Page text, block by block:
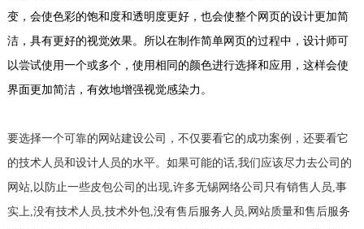
变，会使色彩的饱和度和透明度更好，也会使整个网页的设计更加简
洁，具有更好的视觉效果。所以在制作简单网页的过程中，设计师可
以尝试使用一个或多个，使用相同的颜色进行选择和应用，这样会使
界面更加简洁，有效地增强视觉感染力。
要选择一个可靠的网站建设公司，不仅要看它的成功案例，还要看它
的技术人员和设计人员的水平。如果可能的话,我们应该尽力去公司的
网站,以防止一些皮包公司的出现,许多无锡网络公司只有销售人员,事
实上,没有技术人员,技术外包,没有售后服务人员,网站质量和售后服务